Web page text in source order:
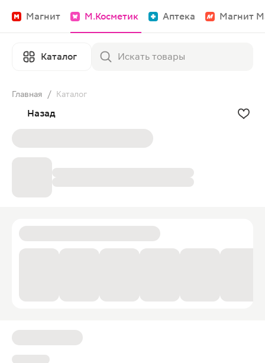
Магнит М.Косметик Аптека Магнит
Каталог
Главная / Каталог
Назад